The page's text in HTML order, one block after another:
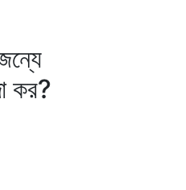
কর?